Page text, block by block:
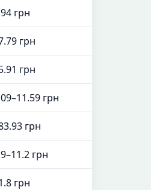
грн
грн
грн
грн
грн
грн
грн